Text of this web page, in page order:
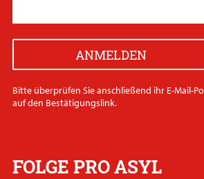
Bitte überprüfen Sie anschließend ihr E-Mail-
auf den Bestätigungslink.
FOLGE PRO ASYL